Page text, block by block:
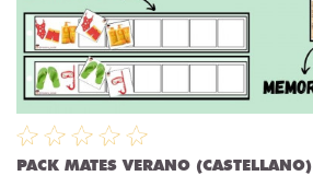
PACK MATES VERANO (CASTELLANO)